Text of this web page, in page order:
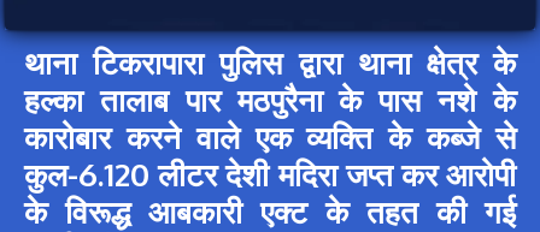
थाना टिकरापारा पुलिस द्वारा थाना क्षेत्र के
हल्का तालाब पार मठपुरैना के पास नशे के
कारोबार करने वाले एक व्यक्ति के कब्जे से
कुल-6.120 लीटर देशी मदिरा जप्त कर आरोपी
के विरूद्ध आबकारी एक्ट के तहत की गई